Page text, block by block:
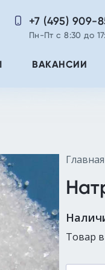
+7 (495) 909-
Пн-Пт с 8:30 до
ВАКАНСИИ
Главная
Товар